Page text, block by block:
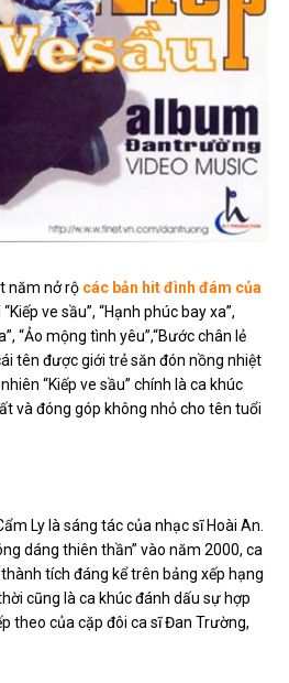
năm nở rộ các bản hit đình đám của
“Kiếp ve sầu”, “Hạnh phúc bay xa”,
“Ảo mộng tình yêu”,“Bước chân lẻ
tên được giới trẻ săn đón nồng nhiệt
“Kiếp ve sầu” chính là ca khúc
và đóng góp không nhỏ cho tên tuổi
Ly là sáng tác của nhạc sĩ Hoài An.
dáng thiên thần” vào năm 2000, ca
tích đáng kể trên bảng xếp hạng
cũng là ca khúc đánh dấu sự hợp
theo của cặp đôi ca sĩ Đan Trường,